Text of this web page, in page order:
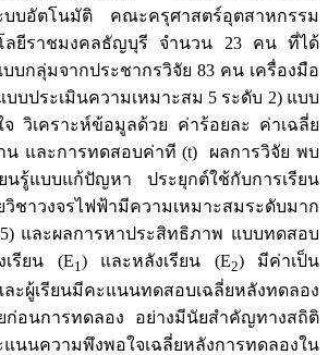
บบอัตโนมัติ คณะครุศาสตร์อุตสาหกรรม
ลยีราชมงคลธัญบุรี จำนวน 23 คน ที่ได้
บกลุ่มจากประชากรวิจัย 83 คน เครื่องมือ
บบประเมินความเหมาะสม 5 ระดับ 2) แบบ
จ วิเคราะห์ข้อมูลด้วย ค่าร้อยละ ค่าเฉลี่ย
าน และการทดสอบค่าที (t) ผลการวิจัย พบ
ยนรู้แบบแก้ปัญหา ประยุกต์ใช้กับการเรียน
ชาวงจรไฟฟ้ามีความเหมาะสมระดับมาก
และผลการหาประสิทธิภาพ แบบทดสอบ
เรียน (E1) และหลังเรียน (E2) มีค่าเป็น
เรียนมีคะแนนทดสอบเฉลี่ยหลังทดลอง
ก่อนการทดลอง อย่างมีนัยสำคัญทางสถิติ
นความพึงพอใจเฉลี่ยหลังการทดลองใน